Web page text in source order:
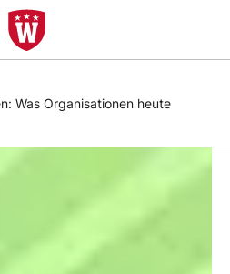
Was Organisationen heute